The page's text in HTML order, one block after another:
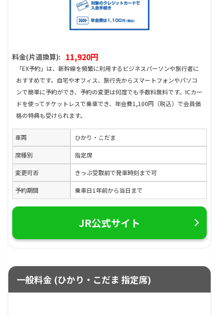
料金(片道換算): 11,920円
「EX予約」は、新幹線を頻繁に利用するビジネスパーソンや旅行者に
おすすめです。自宅やオフィス、旅行先からスマートフォンやパソコ
ンで簡単に予約ができ、予約の変更は何度でも手数料無料です。ICカー
ドを使ってチケットレスで乗車でき、年会費1,100円（税込）で会員価
格の特典も受けられます。
車両 ひかり・こだま
席種別 指定席
変更可否 きっぷ受取前で発車時刻まで可
予約期間 乗車日1年前から当日まで
JR公式サイト
一般料金 (ひかり・こだま 指定席)